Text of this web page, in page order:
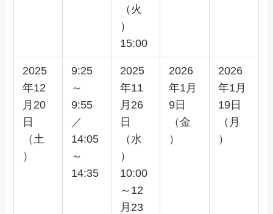
（火
）
15:00
2025
年12
月20
日
（土
）
9:25
～
9:55
／
14:05
～
14:35
2025
年11
月26
日
（水
）
10:00
～12
月23
2026
年1月
9日
（金
）
2026
年1月
19日
（月
）